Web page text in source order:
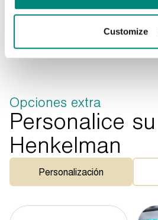
Customize
Opciones extra
Personalice su
Henkelman
Personalización